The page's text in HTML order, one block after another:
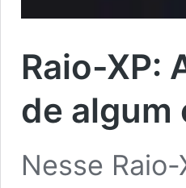
Raio-XP:
de algum
Nesse